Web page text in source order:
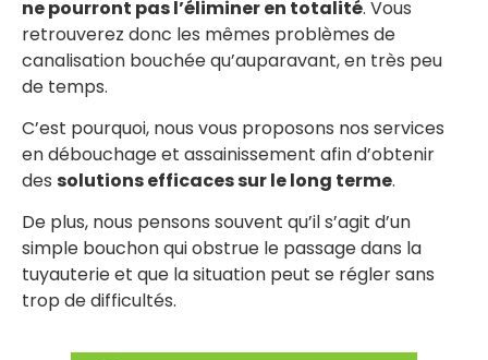
ne pourront pas l’éliminer en totalité. Vous
retrouverez donc les mêmes problèmes de
canalisation bouchée qu’auparavant, en très peu
de temps.
C’est pourquoi, nous vous proposons nos services
en débouchage et assainissement afin d’obtenir
des solutions efficaces sur le long terme.
De plus, nous pensons souvent qu’il s’agit d’un
simple bouchon qui obstrue le passage dans la
tuyauterie et que la situation peut se régler sans
trop de difficultés.